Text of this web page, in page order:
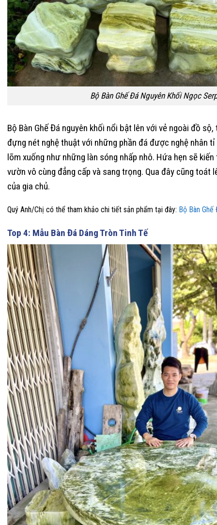
Bộ Bàn Ghế Đá Nguyên Khối Ngọc
Bộ Bàn Ghế Đá nguyên khối nổi bật lên với vẻ ngoài đồ
đựng nét nghệ thuật với những phần đá được nghệ nhân
lõm xuống như những làn sóng nhấp nhô. Hứa hẹn sẽ
vườn vô cùng đẳng cấp và sang trọng. Qua đây cũng toát
của gia chủ.
Quý Anh/Chị có thể tham khảo chi tiết sản phẩm tại đây: Bộ Bàn
Top 4: Mẫu Bàn Đá Dáng Tròn Tinh Tế